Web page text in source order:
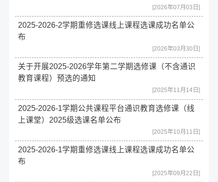
[2026年07月03日]
2025-2026-2学期重修选课线上课程选课成功名单公
布
[2026年03月30日]
关于开展2025-2026学年第二学期选修课（不含通识
教育课程）预选的通知
[2025年11月14日]
2025-2026-1学期公共课程平台通识教育选修课（线
上课堂）2025级选课名单公布
[2025年10月11日]
2025-2026-1学期重修选课线上课程选课成功名单公
布
[2025年09月22日]